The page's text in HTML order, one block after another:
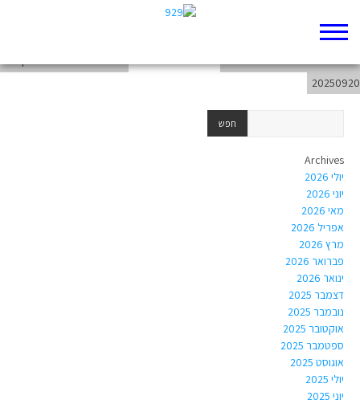
20250920
Archives
יולי 2026
יוני 2026
מאי 2026
אפריל 2026
מרץ 2026
פברואר 2026
ינואר 2026
דצמבר 2025
נובמבר 2025
אוקטובר 2025
ספטמבר 2025
אוגוסט 2025
יולי 2025
יוני 2025